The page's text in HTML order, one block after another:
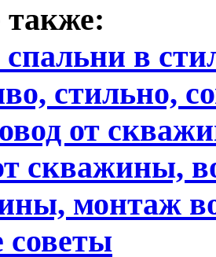
также:
в
стильно,
от
скважины,
монтаж
советы